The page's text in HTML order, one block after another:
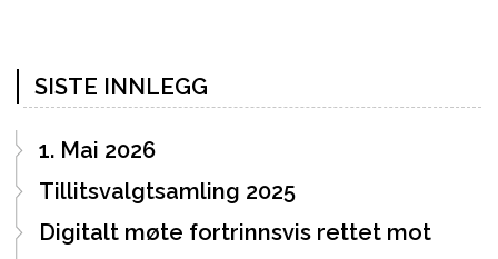
SISTE INNLEGG
1. Mai 2026
Tillitsvalgtsamling 2025
Digitalt møte fortrinnsvis rettet mot